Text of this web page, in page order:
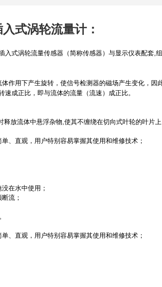
入式涡轮流量计：
入式涡轮流量传感器（简称传感器）与显示仪表配套,
体作用下产生旋转，使信号检测器的磁场产生变化，
成正比，即与流体的流量（流速）成正比。
释放流体中悬浮杂物,使其不缠绕在切向式叶轮的叶片上
、直观，用户特别容易掌握其使用和维修技术；
在水中使用；
流；
、直观，用户特别容易掌握其使用和维修技术；